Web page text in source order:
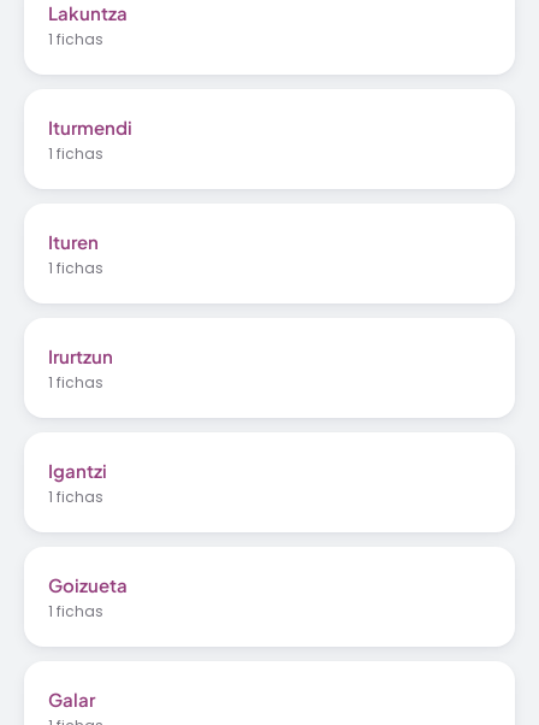
Lakuntza
1 fichas
Iturmendi
1 fichas
Ituren
1 fichas
Irurtzun
1 fichas
Igantzi
1 fichas
Goizueta
1 fichas
Galar